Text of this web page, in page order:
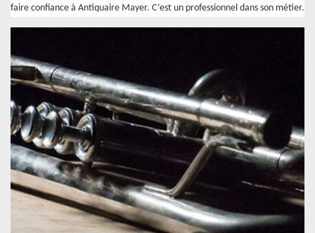
faire confiance à Antiquaire Mayer. C’est un professionnel dans son métier.